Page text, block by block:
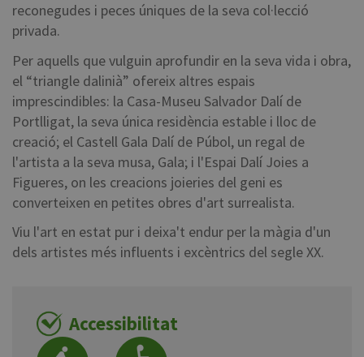
reconegudes i peces úniques de la seva col·lecció
privada.
Per aquells que vulguin aprofundir en la seva vida i obra,
el “triangle dalinià” ofereix altres espais
imprescindibles: la Casa-Museu Salvador Dalí de
Portlligat, la seva única residència estable i lloc de
creació; el Castell Gala Dalí de Púbol, un regal de
l'artista a la seva musa, Gala; i l'Espai Dalí Joies a
Figueres, on les creacions joieries del geni es
converteixen en petites obres d'art surrealista.
Viu l'art en estat pur i deixa't endur per la màgia d'un
dels artistes més influents i excèntrics del segle XX.
Accessibilitat